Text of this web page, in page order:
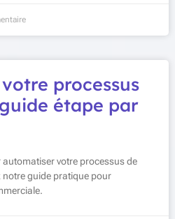
processus
étape par
automatiser votre processus de
notre guide pratique pour